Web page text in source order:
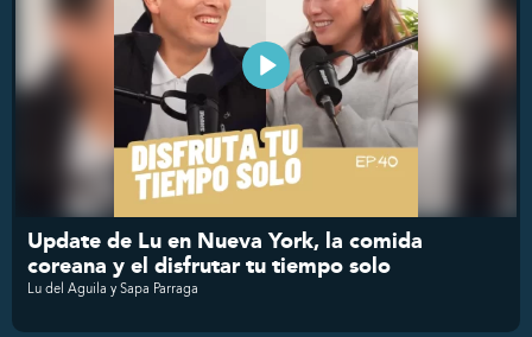
Update de Lu en Nueva York, la comida
coreana y el disfrutar tu tiempo solo
Lu del Aguila y Sapa Parraga